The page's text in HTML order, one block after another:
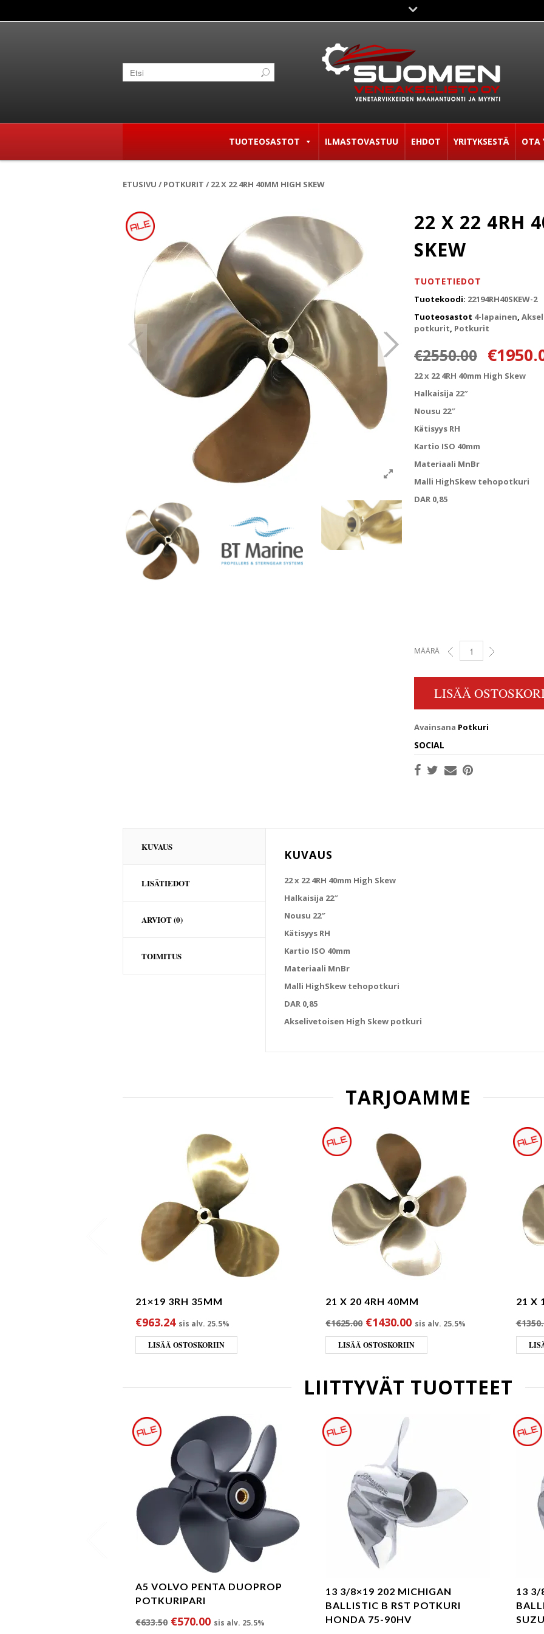
TUOTEOSASTOT ILMASTOVASTUU EHDOT YRITYKSESTÄ OTA
ETUSIVU / POTKURIT / 22 X 22 4RH 40MM HIGH SKEW
22 X 22 4RH
SKEW
TUOTETIEDOT
Tuotekoodi: 22194RH40SKEW-2
Tuoteosastot 4-lapainen,
potkurit, Potkurit
€2550.00 €
22 x 22 4RH 40mm High Skew
Halkaisija 22″
Nousu 22″
Kätisyys RH
Kartio ISO 40mm
Materiaali MnBr
Malli HighSkew tehopotkuri
DAR 0,85
MÄÄRÄ 22 X 22 4RH 40MM HIGH
LISÄÄ
Avainsana Potkuri
SOCIAL
KUVAUS
LISÄTIEDOT
ARVIOT (0)
TOIMITUS
KUVAUS
22 x 22 4RH 40mm High Skew
Halkaisija 22″
Nousu 22″
Kätisyys RH
Kartio ISO 40mm
Materiaali MnBr
Malli HighSkew tehopotkuri
DAR 0,85
Akselivetoisen High Skew potkuri
TARJOAMME
21×19 3RH 35MM
€963.24 sis alv. 25.5%
LISÄÄ OSTOSKORIIN
21 X 20 4RH 40MM
€1625.00 Alkuperäinen hinta oli: €1625.00.
€1430.00Nykyinen hinta on:
sis alv. 25.5%
LISÄÄ OSTOSKORIIN
21 X
€
LIITTYVÄT TUOTTEET
A5 VOLVO PENTA DUOPROP
POTKURIPARI
€633.50 Alkuperäinen hinta oli: €633.50.
€570.00Nykyinen hinta on: €570.00.
sis alv. 25.5%
13 3/8×19 202 MICHIGAN
BALLISTIC B RST POTKURI
HONDA 75-90HV
13 3/